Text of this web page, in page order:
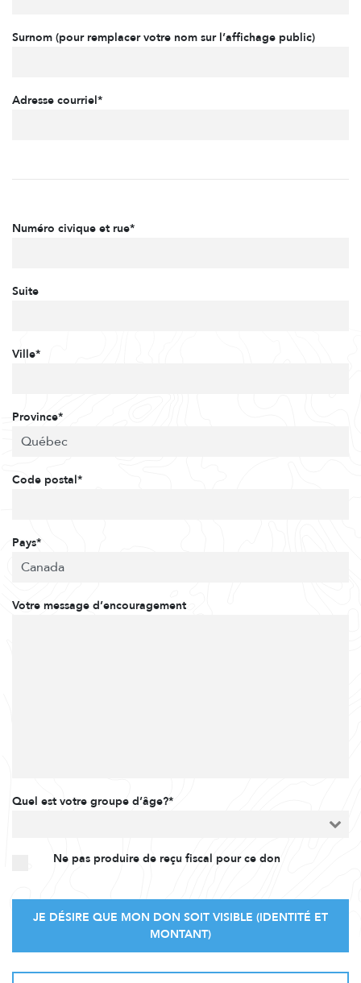
Surnom (pour remplacer votre nom sur l’affichage public)
Adresse courriel*
Numéro civique et rue*
Suite
Ville*
Province*
Code postal*
Pays*
Votre message d’encouragement
Quel est votre groupe d’âge?*
Ne pas produire de reçu fiscal pour ce don
JE DÉSIRE QUE MON DON SOIT VISIBLE (IDENTITÉ ET
MONTANT)